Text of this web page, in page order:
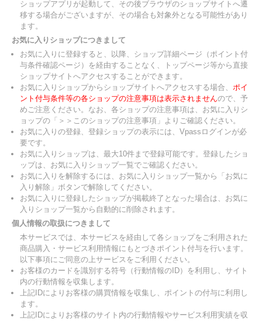
ショップアプリが起動して、その後ブラウザのショップサイトへ遷
移する場合がございますが、その場合も対象外となる可能性があり
ます。
お気に入りショップにつきまして
お気に入りに登録すると、以降、ショップ詳細ページ（ポイント付
与条件確認ページ）を経由することなく、トップページ等から直接
ショップサイトへアクセスすることができます。
お気に入りショップからショップサイトへアクセスする場合、 ポイ
ント付与条件等の各ショップの注意事項は表示されませんので、予
めご注意ください。なお、各ショップの注意事項は、お気に入りシ
ョップの「＞＞このショップの注意事項」よりご確認ください。
お気に入りの登録、登録ショップの表示には、Vpassログインが必
要です。
お気に入りショップは、最大10件まで登録可能です。登録したショ
ップは、お気に入りショップ一覧でご確認ください。
お気に入りを解除するには、お気に入りショップ一覧から「お気に
入り解除」ボタンで解除してください。
お気に入りに登録したショップが掲載終了となった場合は、お気に
入りショップ一覧から自動的に削除されます。
個人情報の取扱につきまして
本サービスでは、本サービスを経由して各ショップをご利用された
商品購入・サービス利用情報にもとづきポイント付与を行います。
以下事項にご同意の上サービスをご利用ください。
お客様のカードを識別する符号（行動情報のID）を利用し、サイト
内の行動情報を収集します。
上記IDによりお客様の購買情報を収集し、ポイントの付与に利用し
ます。
上記IDによりお客様のサイト内の行動情報やサービス利用実績を収